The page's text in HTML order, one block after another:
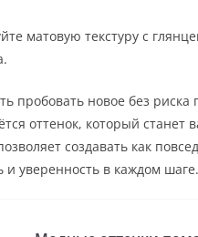
матовую текстуру с
пробовать новое без риска
оттенок, который станет
создавать как
и уверенность в каждом шаге.